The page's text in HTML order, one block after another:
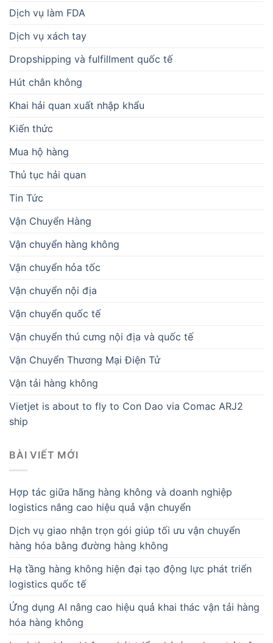
Dịch vụ làm FDA
Dịch vụ xách tay
Dropshipping và fulfillment quốc tế
Hút chân không
Khai hải quan xuất nhập khẩu
Kiến thức
Mua hộ hàng
Thủ tục hải quan
Tin Tức
Vận Chuyển Hàng
Vận chuyển hàng không
Vận chuyển hỏa tốc
Vận chuyển nội địa
Vận chuyển quốc tế
Vận chuyển thú cưng nội địa và quốc tế
Vận Chuyển Thương Mại Điện Tử
Vận tải hàng không
Vietjet is about to fly to Con Dao via Comac ARJ2
ship
BÀI VIẾT MỚI
Hợp tác giữa hãng hàng không và doanh nghiệp
logistics nâng cao hiệu quả vận chuyển
Dịch vụ giao nhận trọn gói giúp tối ưu vận chuyển
hàng hóa bằng đường hàng không
Hạ tầng hàng không hiện đại tạo động lực phát triển
logistics quốc tế
Ứng dụng AI nâng cao hiệu quả khai thác vận tải hàng
hóa hàng không